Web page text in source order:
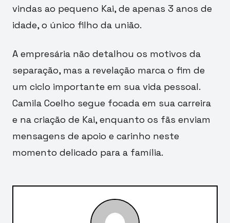
vindas ao pequeno Kai, de apenas 3 anos de
idade, o único filho da união.
A empresária não detalhou os motivos da
separação, mas a revelação marca o fim de
um ciclo importante em sua vida pessoal.
Camila Coelho segue focada em sua carreira
e na criação de Kai, enquanto os fãs enviam
mensagens de apoio e carinho neste
momento delicado para a família.